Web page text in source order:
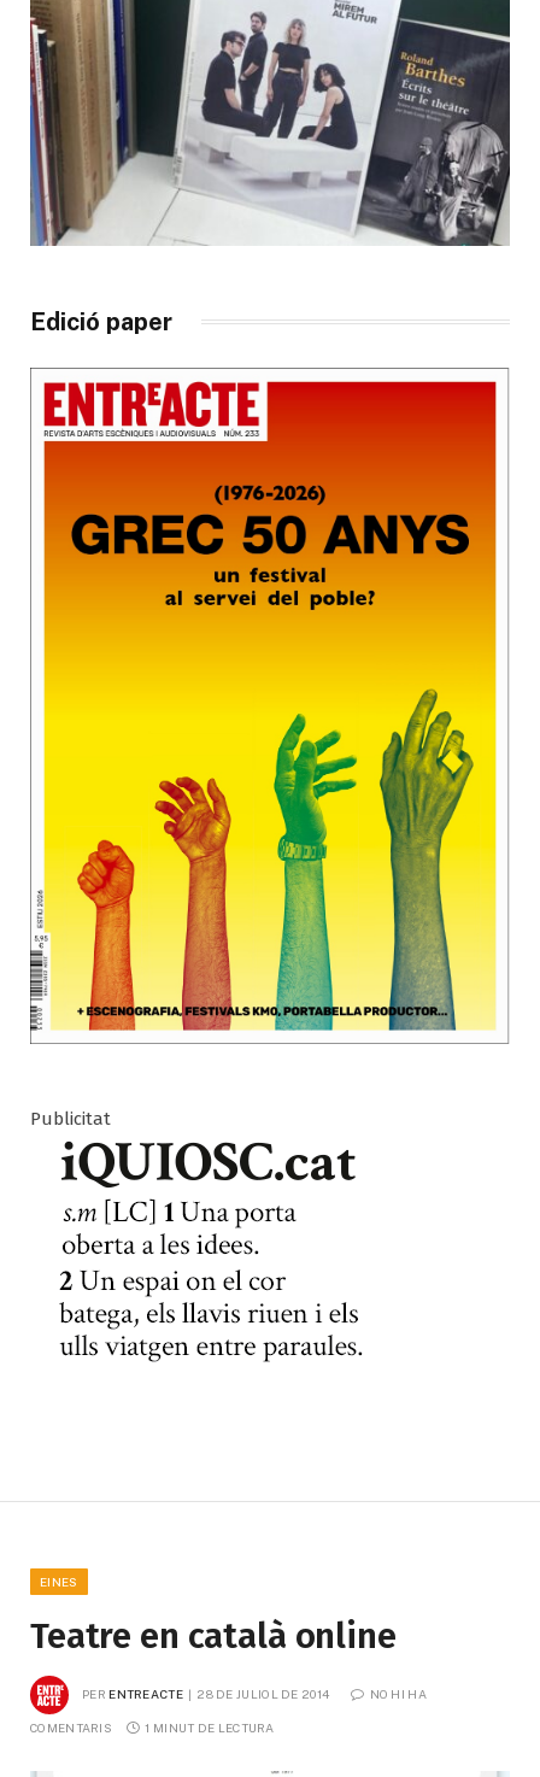
Edició paper
Publicitat
EINES
Teatre en català online
PER ENTREACTE 28 DE JULIOL DE 2014 NO HI HA
COMENTARIS 1 MINUT DE LECTURA